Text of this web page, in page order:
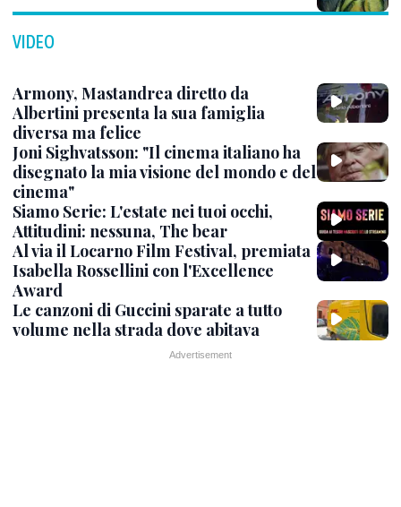
VIDEO
Armony, Mastandrea diretto da
Albertini presenta la sua famiglia
diversa ma felice
Joni Sighvatsson: "Il cinema italiano ha
disegnato la mia visione del mondo e del
cinema"
Siamo Serie: L'estate nei tuoi occhi,
Attitudini: nessuna, The bear
Al via il Locarno Film Festival, premiata
Isabella Rossellini con l'Excellence
Award
Le canzoni di Guccini sparate a tutto
volume nella strada dove abitava